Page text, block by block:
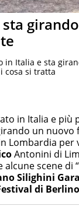
in Italia e sta
cosa si tratta
in Italia e più
un nuovo
Lombardia per
Antonini di
scene di
Silighini
di Berlino